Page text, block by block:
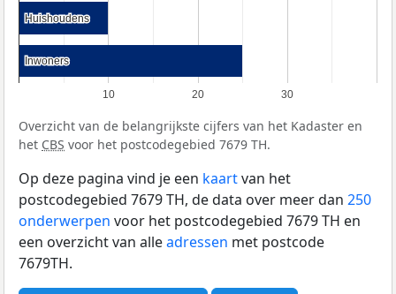
10 20 30
Huishoudens
Huishoudens
Inwoners
Inwoners
Overzicht van de belangrijkste cijfers van het Kadaster en
het CBS voor het postcodegebied 7679 TH.
Op deze pagina vind je een kaartvan het
postcodegebied 7679 TH, de data over meer dan 250
onderwerpen voor het postcodegebied 7679 TH en
een overzicht van alleadressen met postcode
7679TH.